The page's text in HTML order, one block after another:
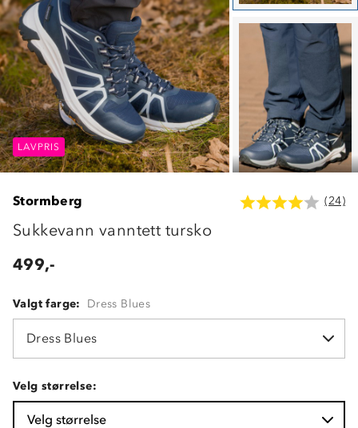
LAVPRIS LAVPRIS
LAVPRIS
Stormberg (24)
Sukkevann vanntett tursko
499,-
Valgt farge: Dress Blues
Dress Blues
Velg størrelse:
Velg størrelse